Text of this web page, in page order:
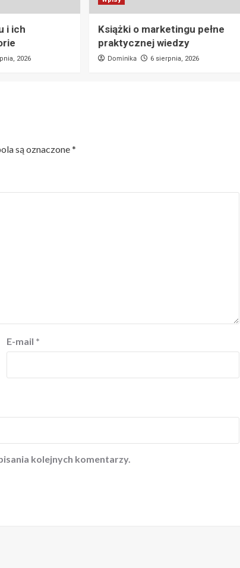
i ich
2026
Książki o marketingu pełne
praktycznej wiedzy
Dominika 6 sierpnia, 2026
są oznaczone*
E-mail *
kolejnych komentarzy.